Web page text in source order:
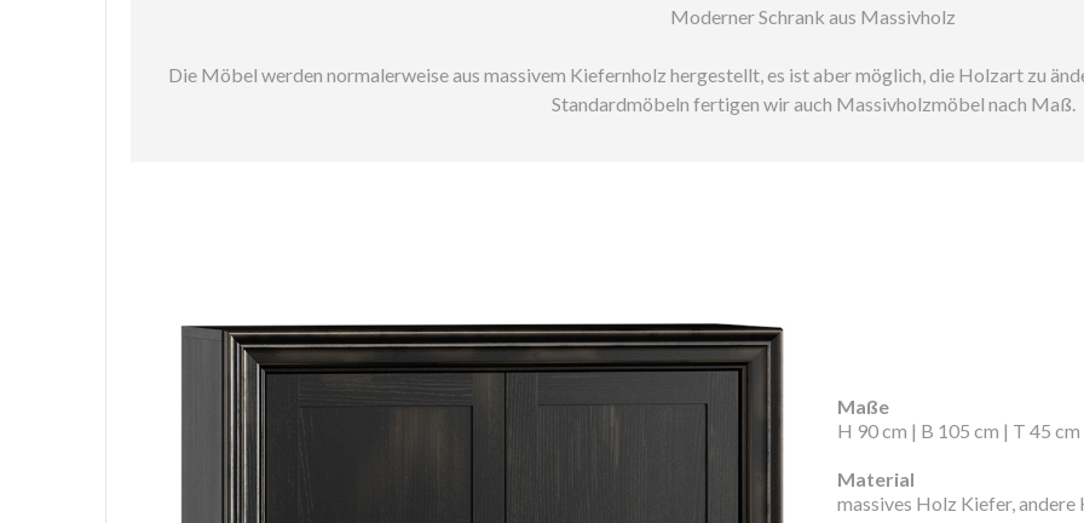
Moderner Schrank aus Massivholz
Die Möbel werden normalerweise aus massivem Kiefernholz hergestellt, es ist aber möglich, die Holzart zu
Standardmöbeln fertigen wir auch Massivholzmöbel nach Maß.
Maße
H 90 cm | B 105 cm | T 45 cm
Material
massives Holz Kiefer,